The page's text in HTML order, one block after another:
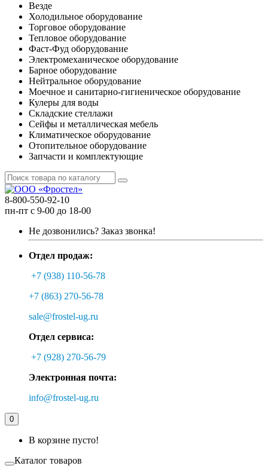
Везде
Холодильное оборудование
Торговое оборудование
Тепловое оборудование
Фаст-Фуд оборудование
Электромеханическое оборудование
Барное оборудование
Нейтральное оборудование
Моечное и санитарно-гигиеническое оборудование
Кулеры для воды
Складские стеллажи
Сейфы и металлическая мебель
Климатическое оборудование
Отопительное оборудование
Запчасти и комплектующие
8-800-550-92-10
пн-пт с 9-00 до 18-00
Не дозвонились? Заказ звонка!
Отдел продаж:
+7 (938) 110-56-78
+7 (863) 270-56-78
sale@frostel-ug.ru
Отдел сервиса:
+7 (928) 270-56-79
Электронная почта:
info@frostel-ug.ru
0
В корзине пусто!
Каталог товаров